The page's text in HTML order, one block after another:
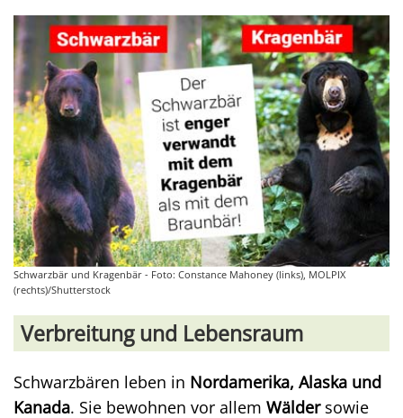
Schwarzbär und Kragenbär - Foto: Constance Mahoney (links), MOLPIX
(rechts)/Shutterstock
Verbreitung und Lebensraum
Schwarzbären leben in Nordamerika, Alaska und
Kanada. Sie bewohnen vor allem Wäldersowie